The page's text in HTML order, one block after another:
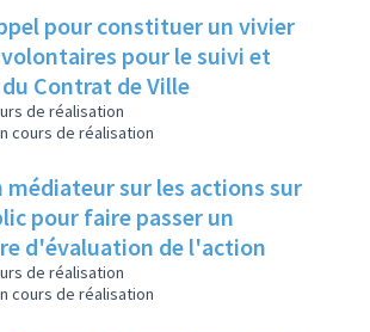
pour constituer un vivier
pour le suivi et
Contrat de Ville
de réalisation
cours de réalisation
médiateur sur les actions sur
pour faire passer un
d'évaluation de l'action
de réalisation
cours de réalisation